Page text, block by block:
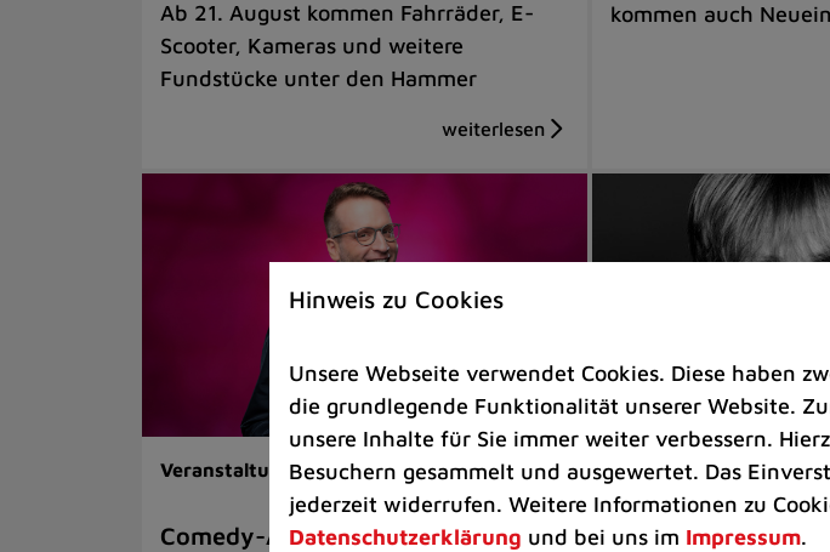
Ab 21. August kommen Fahrräder, E-
Scooter, Kameras und weitere
Fundstücke unter den Hammer
kommen auch
Veranstaltungen | Kunst & Kultur
Comedy-Abend mit Benni Stark
Veranstaltungen
Kultkicker Ansgar
Hinweis zu Cookies
Unsere Webseite verwendet Cookies. Diese haben
die grundlegende Funktionalität unserer Website.
unsere Inhalte für Sie immer weiter verbessern.
Besuchern gesammelt und ausgewertet. Das
jederzeit widerrufen. Weitere Informationen zu
Datenschutzerklärung und bei uns im Impressum.